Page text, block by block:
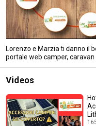
Lorenzo e Marzia ti danno il
portale web camper, caravan
Videos